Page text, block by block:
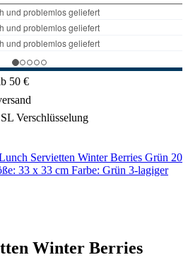
50 €
Verschlüsselung
Servietten Winter Berries Grün 20
33 x 33 cm Farbe: Grün 3-lagiger
Winter Berries